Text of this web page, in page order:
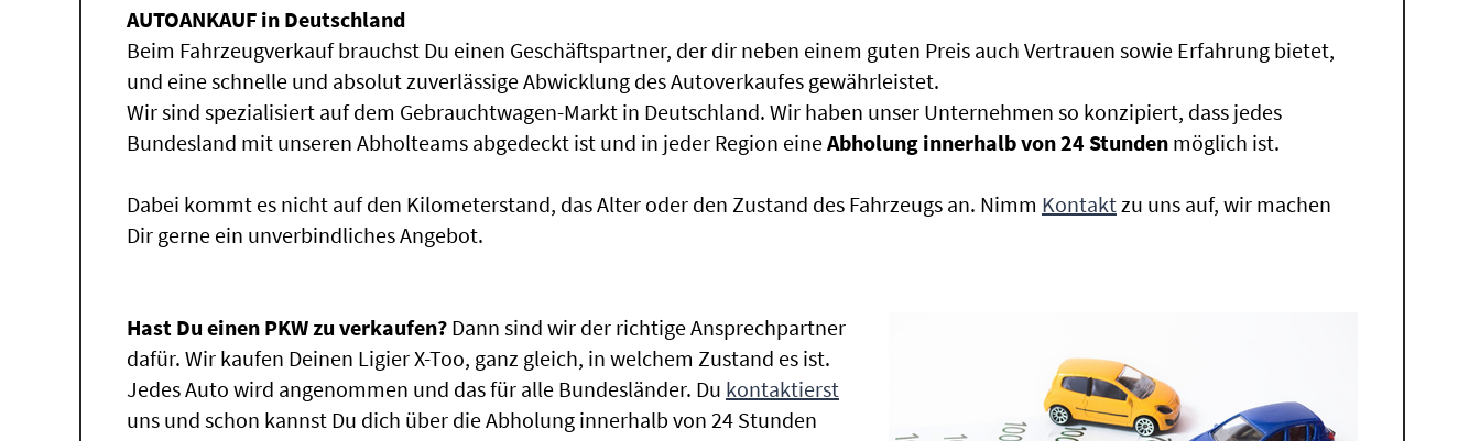
AUTOANKAUF in Deutschland
Beim Fahrzeugverkauf brauchst Du einen Geschäftspartner, der dir neben einem guten Preis auch Vertrauen sowie Erfahrung bietet,
und eine schnelle und absolut zuverlässige Abwicklung des Autoverkaufes gewährleistet.
Wir sind spezialisiert auf dem Gebrauchtwagen-Markt in Deutschland. Wir haben unser Unternehmen so konzipiert, dass jedes
Bundesland mit unseren Abholteams abgedeckt ist und in jeder Region eineAbholung innerhalb von 24 Stunden möglich ist.
Dabei kommt es nicht auf den Kilometerstand, das Alter oder den Zustand des Fahrzeugs an. Nimm Kontaktzu uns auf, wir machen
Dir gerne ein unverbindliches Angebot.
Hast Du einen PKW zu verkaufen? Dann sind wir der richtige Ansprechpartner
dafür. Wir kaufen Deinen Ligier X-Too, ganz gleich, in welchem Zustand es ist.
Jedes Auto wird angenommen und das für alle Bundesländer. Du kontaktierst
uns und schon kannst Du dich über die Abholung innerhalb von 24 Stunden